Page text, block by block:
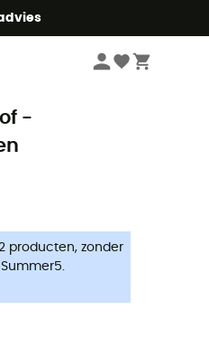
Urban & lifestyle schoenen
-
producten, zonder